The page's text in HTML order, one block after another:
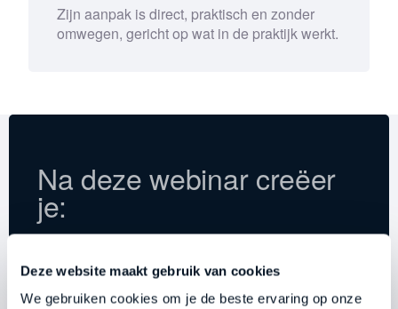
Deze website maakt gebruik van cookies
We gebruiken cookies om je de beste ervaring op onze
Zijn aanpak is direct, praktisch en zonder
omwegen, gericht op wat in de praktijk werkt.
Na deze webinar creëer
je:
1 Organisatiesnelheid